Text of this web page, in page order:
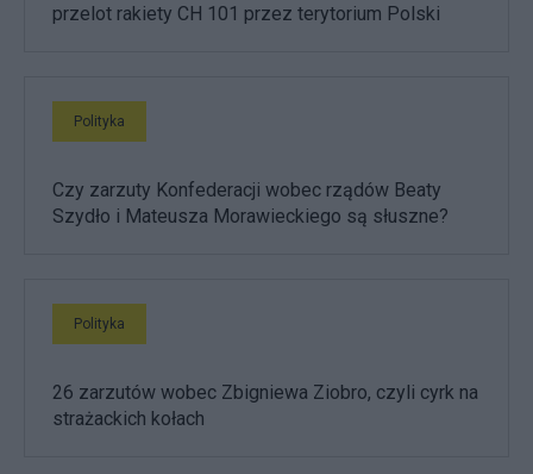
przelot rakiety CH 101 przez terytorium Polski
Polityka
Czy zarzuty Konfederacji wobec rządów Beaty
Szydło i Mateusza Morawieckiego są słuszne?
Polityka
26 zarzutów wobec Zbigniewa Ziobro, czyli cyrk na
strażackich kołach